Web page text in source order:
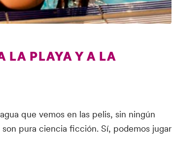
LA PLAYA Y A LA
que vemos en las pelis, sin ningún
pura ciencia ficción. Sí, podemos jugar